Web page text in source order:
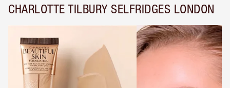
CHARLOTTE TILBURY SELFRIDGES LONDON